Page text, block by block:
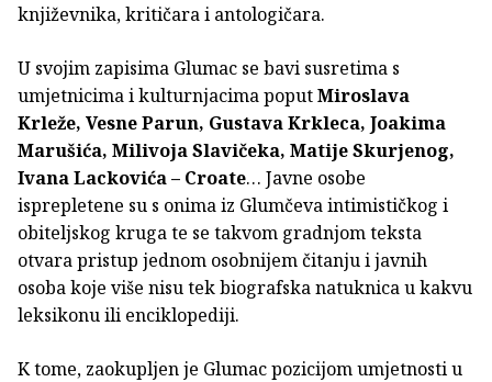
književnika, kritičara i antologičara.
U svojim zapisima Glumac se bavi susretima s
umjetnicima i kulturnjacima poputMiroslava
Krleže, Vesne Parun, Gustava Krkleca, Joakima
Marušića, Milivoja Slavičeka, Matije Skurjenog,
Ivana Lackovića – Croate… Javne osobe
isprepletene su s onima iz Glumčeva intimističkog i
obiteljskog kruga te se takvom gradnjom teksta
otvara pristup jednom osobnijem čitanju i javnih
osoba koje više nisu tek biografska natuknica u kakvu
leksikonu ili enciklopediji.
K tome, zaokupljen je Glumac pozicijom umjetnosti u